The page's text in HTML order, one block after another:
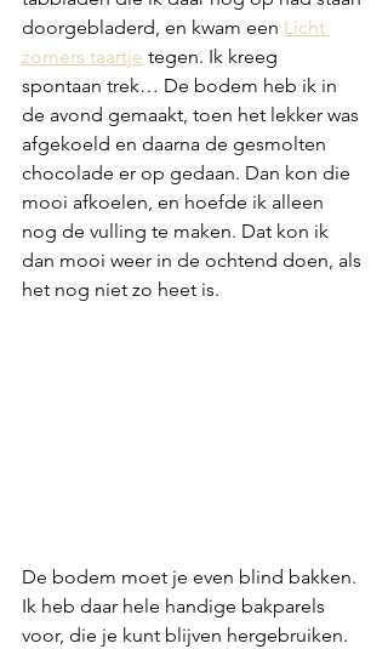
doorgebladerd, en kwam een Licht
zomers taartje tegen. Ik kreeg
spontaan trek… De bodem heb ik in
de avond gemaakt, toen het lekker was
afgekoeld en daarna de gesmolten
chocolade er op gedaan. Dan kon die
mooi afkoelen, en hoefde ik alleen
nog de vulling te maken. Dat kon ik
dan mooi weer in de ochtend doen, als
het nog niet zo heet is.
De bodem moet je even blind bakken.
Ik heb daar hele handige bakparels
voor, die je kunt blijven hergebruiken.